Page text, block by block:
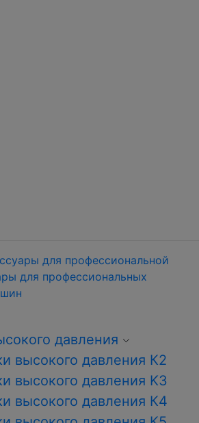
для профессиональной
для профессиональных
давления
высокого давления К2
высокого давления K3
высокого давления К4